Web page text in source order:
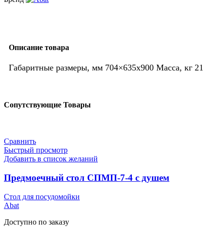
Описание товара
Габаритные размеры, мм 704×635х900 Масса, кг 21
Сопутствующие Товары
Сравнить
Быстрый просмотр
Добавить в список желаний
Предмоечный стол СПМП-7-4 с душем
Стол для посудомойки
Abat
Доступно по заказу